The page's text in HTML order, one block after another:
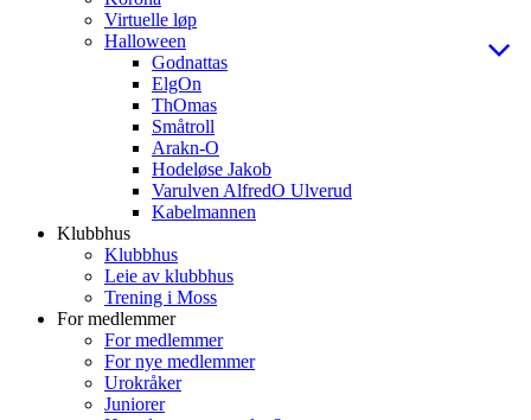
Virtuelle løp
Halloween
Godnattas
ElgOn
ThOmas
Småtroll
Arakn-O
Hodeløse Jakob
Varulven AlfredO Ulverud
Kabelmannen
Klubbhus
Klubbhus
Leie av klubbhus
Trening i Moss
For medlemmer
For medlemmer
For nye medlemmer
Urokråker
Juniorer